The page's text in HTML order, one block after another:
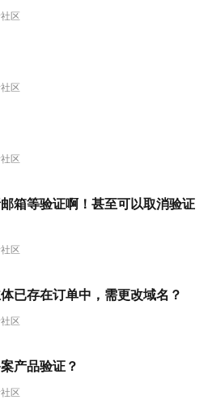
区
区
区
区
箱等验证啊！甚至可以取消验证
区
已存在订单中，需更改域名？
区
产品验证？